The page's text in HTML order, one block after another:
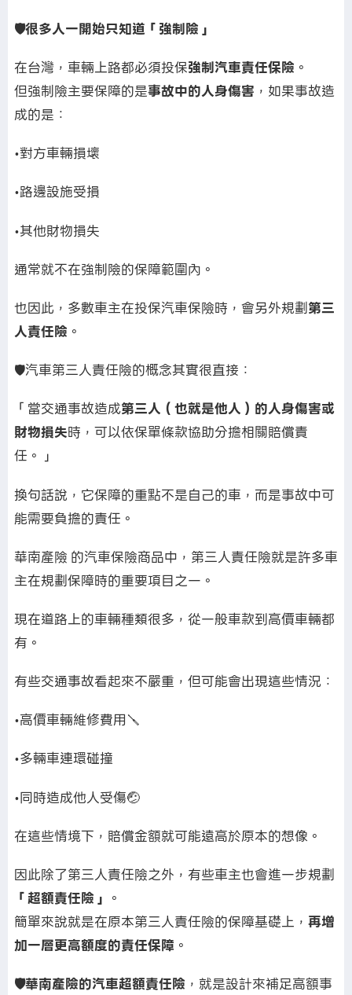
🛡️很多人一開始只知道「強制險」
在台灣，車輛上路都必須投保強制汽車責任保險 。
但強制險主要保障的是事故中的人身傷害 ，如果事故造
成的是：
•對方車輛損壞
•路邊設施受損
•其他財物損失
通常就不在強制險的保障範圍內。
也因此，多數車主在投保汽車保險時，會另外規劃第三
人責任險 。
🛡️汽車第三人責任險的概念其實很直接：
「當交通事故造成第三人（也就是他人）的人身傷害或
財物損失時，可以依保單條款協助分擔相關賠償責
任。」
換句話說，它保障的重點不是自己的車，而是事故中可
能需要負擔的責任。
華南產險 的汽車保險商品中，第三人責任險就是許多車
主在規劃保障時的重要項目之一。
現在道路上的車輛種類很多，從一般車款到高價車輛都
有。
有些交通事故看起來不嚴重，但可能會出現這些情況：
•高價車輛維修費用🪛
•多輛車連環碰撞
•同時造成他人受傷🤕
在這些情境下，賠償金額就可能遠高於原本的想像。
因此除了第三人責任險之外，有些車主也會進一步規劃
「超額責任險」 。
簡單來說就是在原本第三人責任險的保障基礎上， 再增
加一層更高額度的責任保障 。
🛡️華南產險的汽車超額責任險 ，就是設計來補足高額事